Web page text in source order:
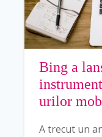
Bing a
urilor
A trecut un